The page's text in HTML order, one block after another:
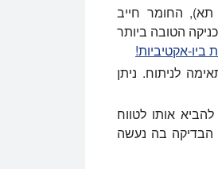
החומר חייב
הטובה ביותר
ביו-אקטיביות!
לניתוח. ניתן
אותו לטווח
הבדיקה בה נעשה